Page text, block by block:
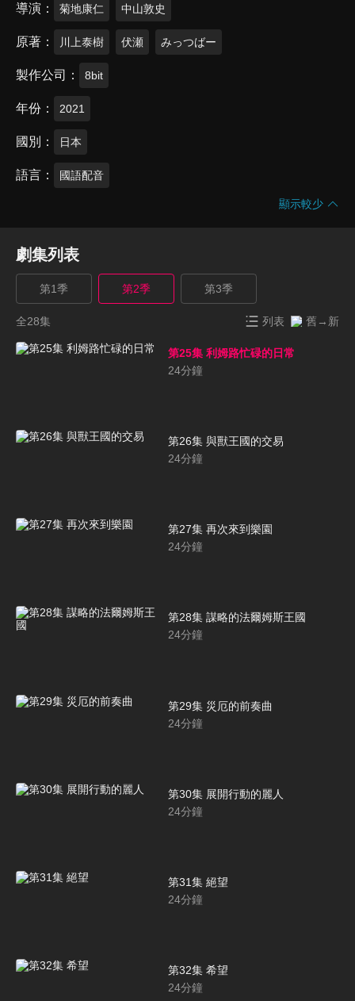
導演 菊地康仁 中山敦史
原著 川上泰樹 伏瀬 みっつばー
製作公司 8bit
年份 2021
國別 日本
語言 國語配音
顯示較少
劇集列表
第1季 第2季 第3季
全28集 列表 舊→新
第25集 利姆路忙碌的日常
24分鐘
第26集 與獸王國的交易
24分鐘
第27集 再次來到樂園
24分鐘
第28集 謀略的法爾姆斯王國
24分鐘
第29集 災厄的前奏曲
24分鐘
第30集 展開行動的麗人
24分鐘
第31集 絕望
24分鐘
第32集 希望
24分鐘